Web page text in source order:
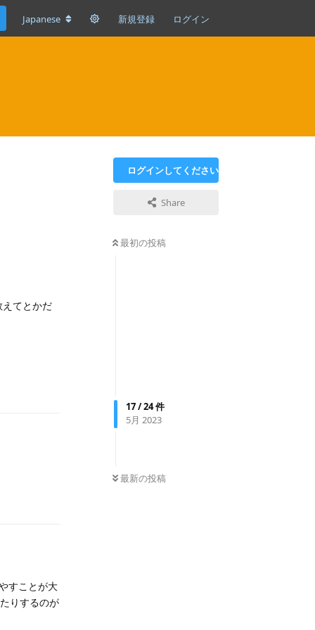
Japanese 新規登録 ログイン
ログインしてください
Share
最初の投稿
17/24件
5月 2023
最新の投稿
えてとかだ
すことが大
りするのが